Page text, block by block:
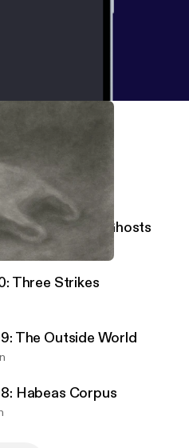
with Ghosts
Three Strikes
The Outside World
Habeas Corpus